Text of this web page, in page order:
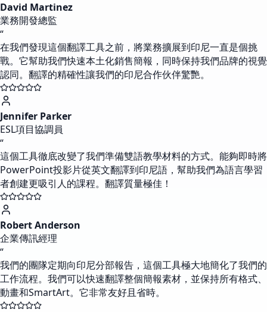
David Martinez
業務開發總監
“
在我們發現這個翻譯工具之前，將業務擴展到印尼一直是個挑
戰。它幫助我們快速本土化銷售簡報，同時保持我們品牌的視覺
認同。翻譯的精確性讓我們的印尼合作伙伴驚艷。
Jennifer Parker
ESL項目協調員
“
這個工具徹底改變了我們準備雙語教學材料的方式。能夠即時將
PowerPoint投影片從英文翻譯到印尼語，幫助我們為語言學習
者創建更吸引人的課程。翻譯質量極佳！
Robert Anderson
企業傳訊經理
“
我們的團隊定期向印尼分部報告，這個工具極大地簡化了我們的
工作流程。我們可以快速翻譯整個簡報素材，並保持所有格式、
動畫和SmartArt。它非常友好且省時。